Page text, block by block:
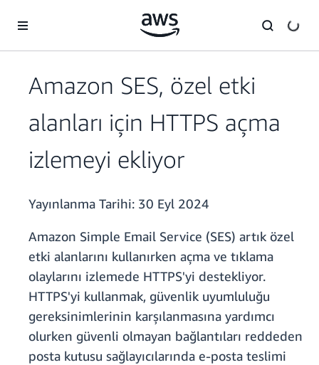
Amazon SES, özel etki
alanları için HTTPS açma
izlemeyi ekliyor
Yayınlanma Tarihi: 30 Eyl 2024
Amazon Simple Email Service (SES) artık özel
etki alanlarını kullanırken açma ve tıklama
olaylarını izlemede HTTPS'yi destekliyor.
HTTPS'yi kullanmak, güvenlik uyumluluğu
gereksinimlerinin karşılanmasına yardımcı
olurken güvenli olmayan bağlantıları reddeden
posta kutusu sağlayıcılarında e-posta teslimi